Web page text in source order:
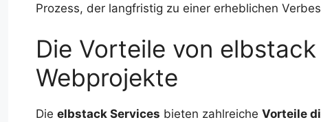
Prozess, der langfristig zu einer erheblichen
Die Vorteile von
Webprojekte
Die elbstack Services bieten zahlreiche Vorteile